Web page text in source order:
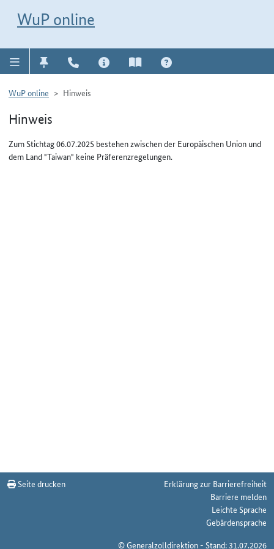
WuP online
WuP online Hinweis
Hinweis
Zum Stichtag 06.07.2025 bestehen zwischen der Europäischen Union und
dem Land "Taiwan" keine Präferenzregelungen.
Seite drucken
Erklärung zur Barrierefreiheit
Barriere melden
Leichte Sprache
Gebärdensprache
© Generalzolldirektion - Stand: 31.07.2026